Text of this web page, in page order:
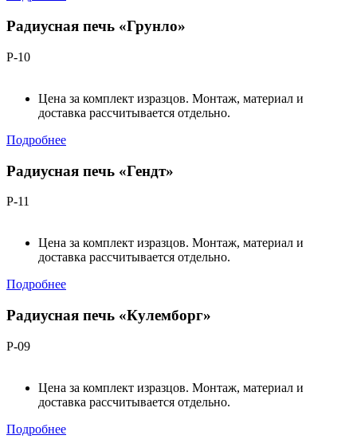
Радиусная печь «Грунло»
Р-10
Цена за комплект изразцов. Монтаж, материал и
доставка рассчитывается отдельно.
Подробнее
Радиусная печь «Гендт»
Р-11
Цена за комплект изразцов. Монтаж, материал и
доставка рассчитывается отдельно.
Подробнее
Радиусная печь «Кулемборг»
Р-09
Цена за комплект изразцов. Монтаж, материал и
доставка рассчитывается отдельно.
Подробнее